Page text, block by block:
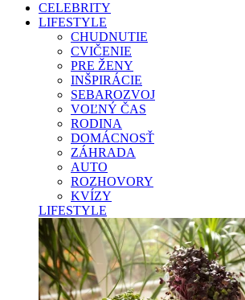
CELEBRITY
LIFESTYLE
CHUDNUTIE
CVIČENIE
PRE ŽENY
INŠPIRÁCIE
SEBAROZVOJ
VOĽNÝ ČAS
RODINA
DOMÁCNOSŤ
ZÁHRADA
AUTO
ROZHOVORY
KVÍZY
LIFESTYLE